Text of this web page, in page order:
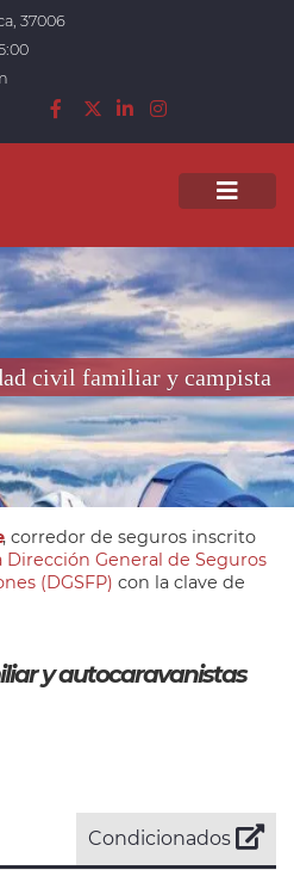
37006
civil familiar y campista
, corredor de seguros inscrito
Dirección General de Seguros
(DGSFP) con la clave de
y autocaravanistas
Condicionados